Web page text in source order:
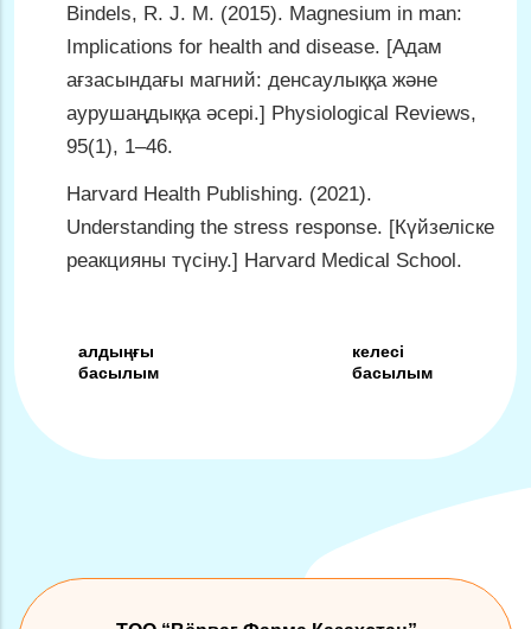
Bindels, R. J. M. (2015). Magnesium in man:
Implications for health and disease. [Адам
ағзасындағы магний: денсаулыққа және
аурушаңдыққа әсері.] Physiological Reviews,
95(1), 1–46.
Harvard Health Publishing. (2021).
Understanding the stress response. [Күйзеліске
реакцияны түсіну.] Harvard Medical School.
Post
navigation
алдыңғы
басылым
келесі
басылым